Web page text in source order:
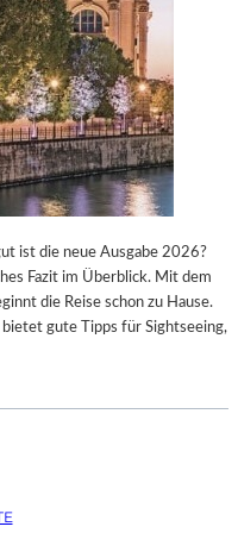
K
T
I
O
N
M
I
T
H
M
B
U
R
O
S
O
P
E
R
I
N
M
Ü
C
H
E
N
P
ist die neue Ausgabe 2026?
Fazit im Überblick. Mit dem
die Reise schon zu Hause.
gute Tipps für Sightseeing,